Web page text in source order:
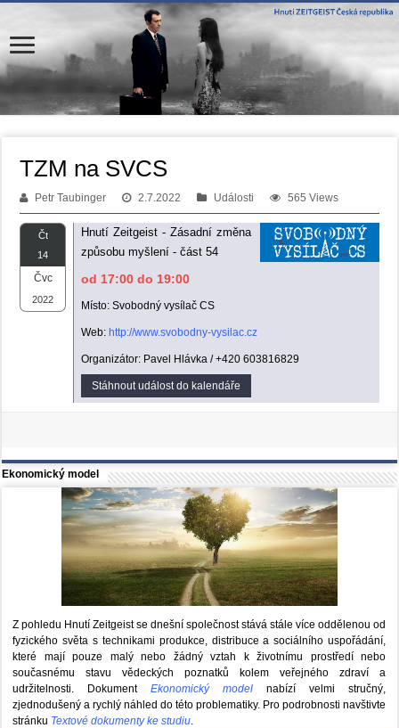
TZM na SVCS
Petr Taubinger 2.7.2022 Události 565 Views
Čt
14
Čvc
2022
Hnutí Zeitgeist - Zásadní změna
způsobu myšlení - část 54
od 17:00 do 19:00
Místo: Svobodný vysílač CS
Web: http://www.svobodny-vysilac.cz
Organizátor: Pavel Hlávka / +420 603816829
Stáhnout událost do kalendáře
Ekonomický model
Z pohledu Hnutí Zeitgeist se dnešní společnost stává stále více oddělenou od
fyzického světa s technikami produkce, distribuce a sociálního uspořádání,
které mají pouze malý nebo žádný vztah k životnímu prostředí nebo
současnému stavu vědeckých poznatků kolem veřejného zdraví a
udržitelnosti. DokumentEkonomický model nabízí velmi stručný,
zjednodušený a rychlý náhled do této problematiky. Pro podrobnosti navštivte
stránku Textové dokumenty ke studiu.